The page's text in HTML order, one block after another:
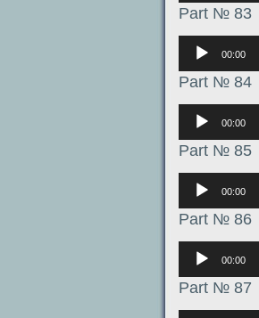
Part № 83
Аудиоплеер
00:00
Part № 84
Аудиоплеер
00:00
Part № 85
Аудиоплеер
00:00
Part № 86
Аудиоплеер
00:00
Part № 87